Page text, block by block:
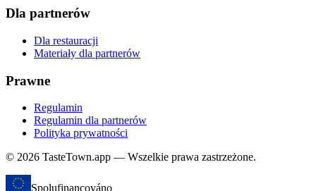
Dla partnerów
Dla restauracji
Materiały dla partnerów
Prawne
Regulamin
Regulamin dla partnerów
Polityka prywatności
© 2026 TasteTown.app — Wszelkie prawa zastrzeżone.
Spolufinancováno